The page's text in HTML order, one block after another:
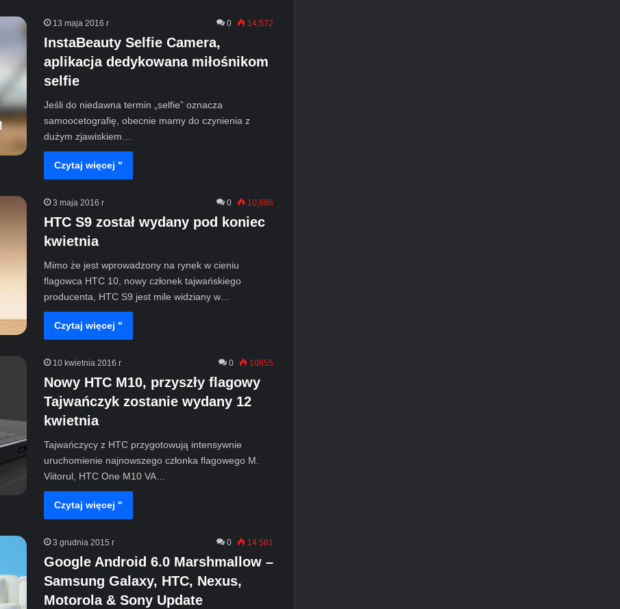
13 maja 2016 r 0 14,572
InstaBeauty Selfie Camera,
aplikacja dedykowana miłośnikom
selfie
Jeśli do niedawna termin „selfie” oznacza
samoocetografię, obecnie mamy do czynienia z
dużym zjawiskiem…
Czytaj więcej "
3 maja 2016 r 0 10,886
HTC S9 został wydany pod koniec
kwietnia
Mimo że jest wprowadzony na rynek w cieniu
flagowca HTC 10, nowy członek tajwańskiego
producenta, HTC S9 jest mile widziany w…
Czytaj więcej "
10 kwietnia 2016 r 0 10855
Nowy HTC M10, przyszły flagowy
Tajwańczyk zostanie wydany 12
kwietnia
Tajwańczycy z HTC przygotowują intensywnie
uruchomienie najnowszego członka flagowego M.
Viitorul, HTC One M10 VA…
Czytaj więcej "
3 grudnia 2015 r 0 14 561
Google Android 6.0 Marshmallow –
Samsung Galaxy, HTC, Nexus,
Motorola & Sony Update